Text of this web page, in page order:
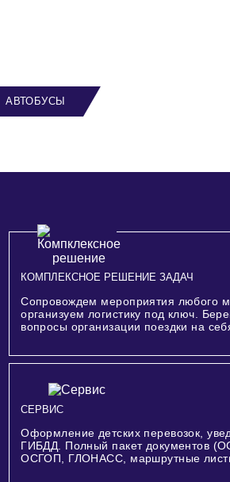
АВТОБУСЫ
КОМПЛЕКСНОЕ РЕШЕНИЕ ЗАДАЧ
Сопровождем мероприятия любого
организуем логистику под ключ.
вопросы организации поездки на
СЕРВИС
Оформление детских перевозок,
ГИБДД. Полный пакет документов
ОСГОП, ГЛОНАСС, маршрутные